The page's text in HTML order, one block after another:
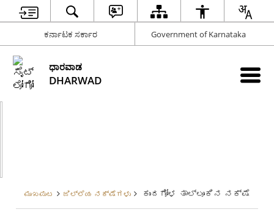
ಕರ್ನಾಟಕ ಸರ್ಕಾರ Government of Karnataka
ಧಾರವಾಡ
DHARWAD
ಮುಖಪುಟ ಜಿಲ್ಲೆಯ ನಕ್ಷೆಗಳು ಕುಂದಗೋಳ ತಾಲ್ಲೂಕಿನ ನಕ್ಷೆ